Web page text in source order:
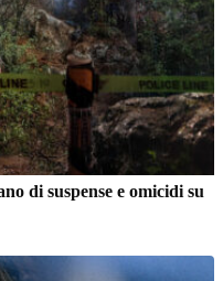
di suspense e omicidi su